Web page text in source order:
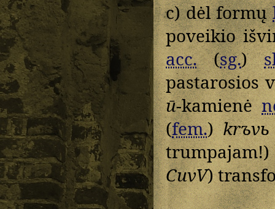
c) dėl formų
poveikio
acc.(sg.)
pastarosios
ū-kamienė
(fem.)krъvь
CuvV)